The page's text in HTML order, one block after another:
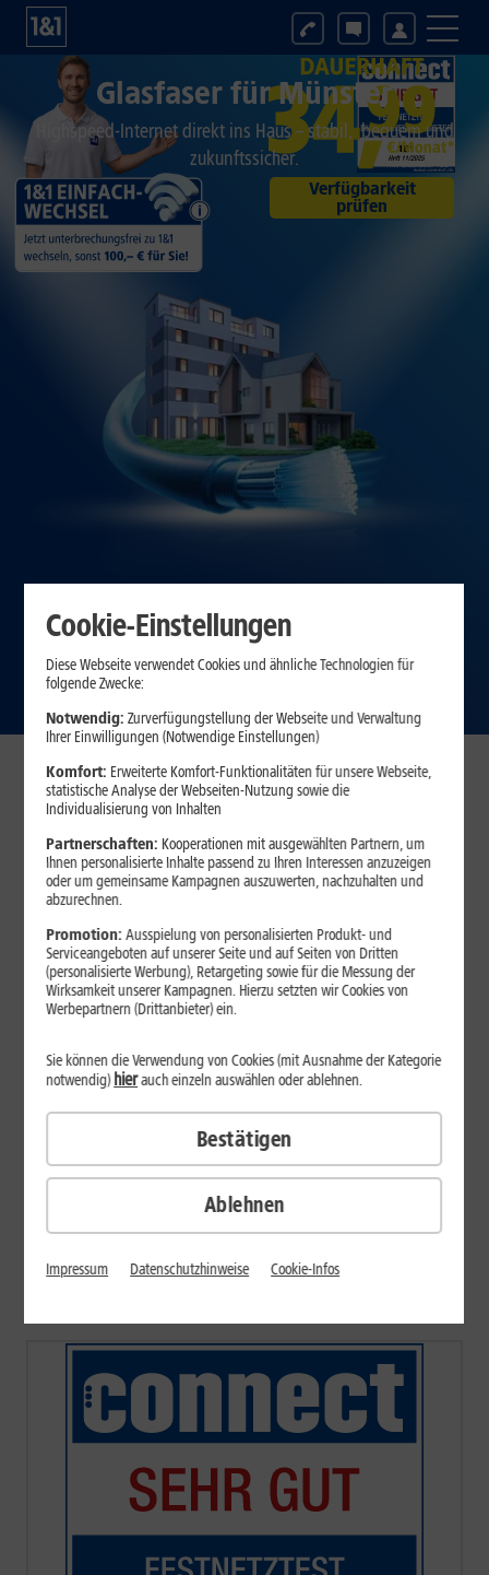
Verfügbarkeit
prüfen
Glasfaser fürMünster
Highspeed-Internet direkt ins Haus – stabil, bequem und
zukunftssicher.
Glasfaser inMünster– jetzt
Verfügbarkeit prüfen
Ich nutze hier bereits einen Internet-Anschluss eines
anderen Anbieters
Ich nutze hier noch keinen Internet-Anschluss
Datenschutz
Jetzt Verfügbarkeit prüfen
Ausgezeichnetes Netz, Top-Service und
Cookie-Einstellungen
Diese Webseite verwendet Cookies und ähnliche Technologien für
folgende Zwecke:
Notwendig: Zurverfügungstellung der Webseite und Verwaltung
Ihrer Einwilligungen (Notwendige Einstellungen)
Komfort: Erweiterte Komfort-Funktionalitäten für unsere Webseite,
statistische Analyse der Webseiten-Nutzung sowie die
Individualisierung von Inhalten
Partnerschaften: Kooperationen mit ausgewählten Partnern, um
Ihnen personalisierte Inhalte passend zu Ihren Interessen anzuzeigen
oder um gemeinsame Kampagnen auszuwerten, nachzuhalten und
abzurechnen.
Promotion:Ausspielung von personalisierten Produkt- und
Serviceangeboten auf unserer Seite und auf Seiten von Dritten
(personalisierte Werbung), Retargeting sowie für die Messung der
Wirksamkeit unserer Kampagnen. Hierzu setzten wir Cookies von
Werbepartnern (Drittanbieter) ein.
Ablehnen
Sie können die Verwendung von Cookies (mit Ausnahme der Kategorie
notwendig)hierauch einzeln auswählen oder ablehnen.
Bestätigen
Impressum Datenschutzhinweise Cookie-Infos